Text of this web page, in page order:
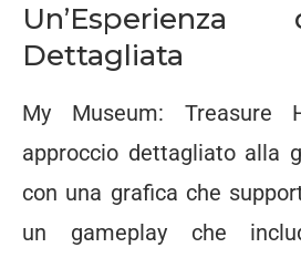
Dettagliata
My Museum: Treasure
approccio dettagliato alla
con una grafica che
un gameplay che